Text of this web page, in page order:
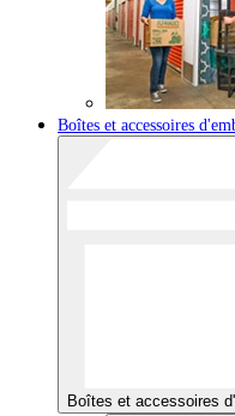
Boîtes et accessoires
Boîtes et accessoires